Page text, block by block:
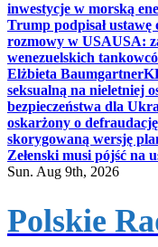
inwestycje w morską
Trump podpisał
rozmowy w USAUSA:
wenezuelskich
Elżbieta Baumgartner
seksualną na nieletniej
bezpieczeństwa dla
oskarżony o
skorygowaną wersję
Zełenski musi pójść na
Sun. Aug 9th, 2026
Polskie